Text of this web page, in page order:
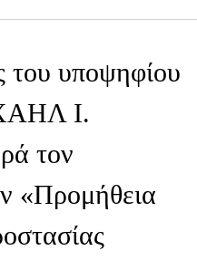
του υποψηφίου
Ι.
τον
«Προμήθεια